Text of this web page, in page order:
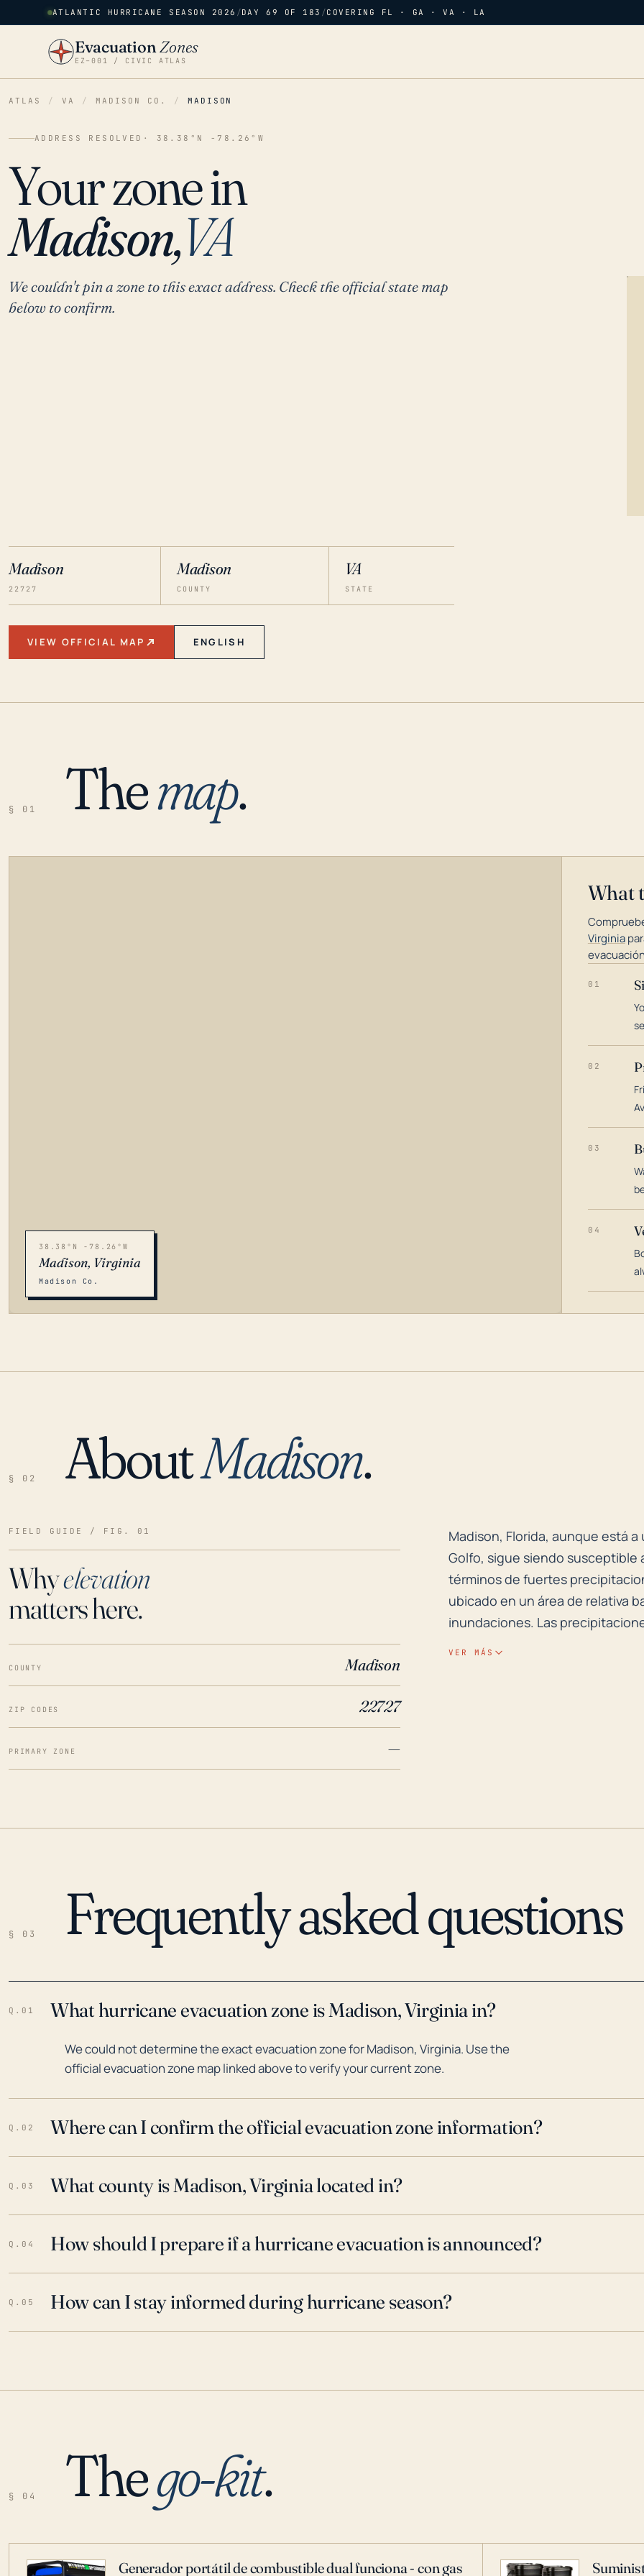
ATLANTIC HURRICANE SEASON 2026 /DAY 69 OF 183 /COVERING FL · GA · VA · LA
EvacuationZones
EZ–001 / CIVIC ATLAS
ATLAS / VA / MADISON CO. / MADISON
ADDRESS RESOLVED · 38.38°N -78.26°W
Your zone in
Madison,VA
We couldn't pin a zone to this exact address. Check the official state map
below to confirm.
Madison
22727
Madison
COUNTY
VA
STATE
VIEW OFFICIAL MAP ENGLISH
§ 01 Themap.
LOADING…
38.38°N -78.26°W
Madison, Virginia
Madison Co.
What
Virginia
01
02
03
04
§ 02 AboutMadison.
FIELD GUIDE / FIG. 01
Whyelevation
matters here.
COUNTY Madison
ZIP CODES 22727
PRIMARY ZONE —
Madison, Florida, aunque está
Madison, Florida, aunque está
Golfo, sigue siendo susceptible
términos de fuertes
ubicado en un área de relativa
inundaciones. Las
grandes o más lentos pueden
VER MÁS
§ 03 Frequently asked questions
Q.01 What hurricane evacuation zone is Madison, Virginia in?
We could not determine the exact evacuation zone for Madison, Virginia. Use the
official evacuation zone map linked above to verify your current zone.
Q.02 Where can I confirm the official evacuation zone information?
Q.03 What county is Madison, Virginia located in?
Q.04 How should I prepare if a hurricane evacuation is announced?
Q.05 How can I stay informed during hurricane season?
§ 04 Thego-kit.
Generador portátil de combustible dual funciona - con gas